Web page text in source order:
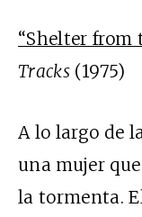
“Shelter from
Tracks (1975)
A lo largo de
una mujer
la tormenta.